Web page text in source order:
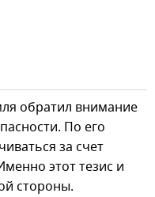
обратил внимание
По его
за счет
этот тезис и
стороны.